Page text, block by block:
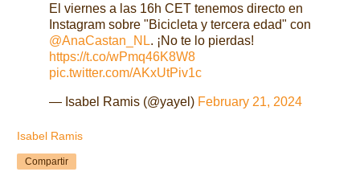
El viernes a las 16h CET tenemos directo en
Instagram sobre "Bicicleta y tercera edad" con
@AnaCastan_NL. ¡No te lo pierdas!
https://t.co/wPmq46K8W8
pic.twitter.com/AKxUtPiv1c
— Isabel Ramis (@yayel) February 21, 2024
Isabel Ramis
Compartir